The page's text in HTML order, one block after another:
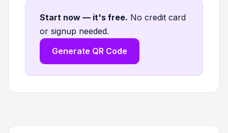
Start now — it's free. No credit card
or signup needed.
Generate QR Code